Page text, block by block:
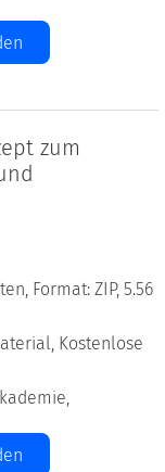
zum
Format: ZIP, 5.56
Kostenlose